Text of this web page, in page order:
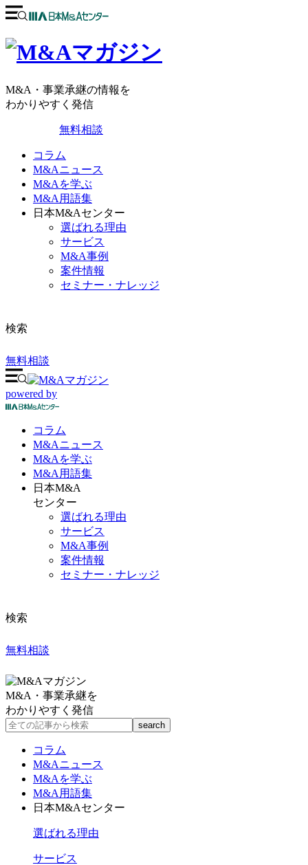
M&A・事業承継の情報を
わかりやすく発信
無料相談
コラム
M&Aニュース
M&Aを学ぶ
M&A用語集
日本M&Aセンター
選ばれる理由
サービス
M&A事例
案件情報
セミナー・ナレッジ
検索
無料相談
powered by
コラム
M&Aニュース
M&Aを学ぶ
M&A 用語集
日本M&A
センター
選ばれる理由
サービス
M&A事例
案件情報
セミナー・ナレッジ
検索
無料相談
M&A・事業承継を
わかりやすく発信
コラム
M&Aニュース
M&Aを学ぶ
M&A用語集
日本M&Aセンター
選ばれる理由
サービス